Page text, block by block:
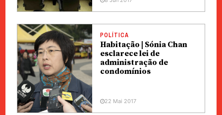
POLÍTICA
Habitação | Sónia Chan
esclarece lei de
administração de
condomínios
22 Mai 2017